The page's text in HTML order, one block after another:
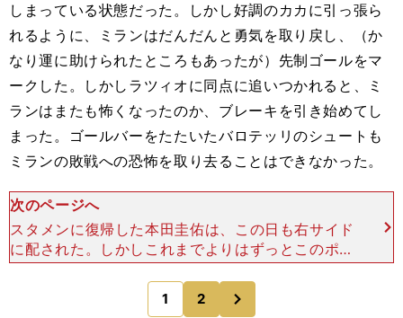
しまっている状態だった。しかし好調のカカに引っ張ら
れるように、ミランはだんだんと勇気を取り戻し、（か
なり運に助けられたところもあったが）先制ゴールをマ
ークした。しかしラツィオに同点に追いつかれると、ミ
ランはまたも怖くなったのか、ブレーキを引き始めてし
まった。ゴールバーをたたいたバロテッリのシュートも
ミランの敗戦への恐怖を取り去ることはできなかった。
次のページへ
スタメンに復帰した本田圭佑は、この日も右サイド
に配された。しかしこれまでよりはずっとこのポジ
ションに慣れてきた印象を受けた、前半最後にはゴ
ール枠をたたくシュートもあった。しかし後半に入
ってたった９分で
1 2